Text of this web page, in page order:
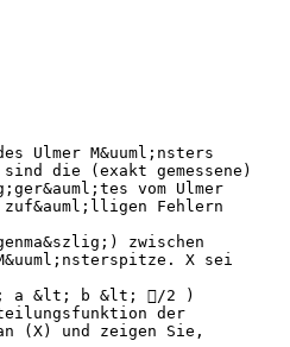
Ulmer M&uuml;nsters
sind die (exakt gemessene)
vom Ulmer
zuf&auml;lligen Fehlern
zwischen
X sei
a &lt; b &lt; /2 )
der
(X) und zeigen Sie,